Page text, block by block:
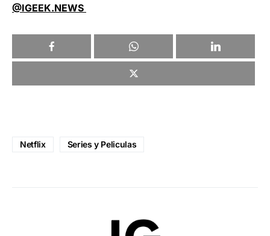
@IGEEK.NEWS
Netflix Series y Peliculas